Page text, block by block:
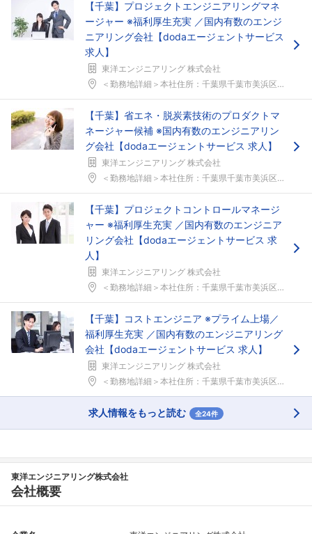
【千葉】プロジェクトエンジニアリングマネ
ージャー ※福利厚生充実 ／国内有数のエンジ
ニアリング会社【dodaエージェントサービス
求人】
東洋エンジニアリング 株式会社
＜勤務地詳細＞本社住所：千葉県千葉市美浜区中瀬1-...
【千葉】省エネ・脱炭素技術のプロダクトマ
ネージャー候補 ※国内有数のエンジニアリン
グ会社【dodaエージェントサービス 求人】
東洋エンジニアリング 株式会社
＜勤務地詳細＞本社住所：千葉県千葉市美浜区中瀬1-...
【千葉】プロジェクトコントロールマネージ
ャー ※福利厚生充実 ／国内有数のエンジニア
リング会社【dodaエージェントサービス 求
人】
東洋エンジニアリング 株式会社
＜勤務地詳細＞本社住所：千葉県千葉市美浜区中瀬1-...
【千葉】コストエンジニア ※プライム上場／
福利厚生充実 ／国内有数のエンジニアリング
会社【dodaエージェントサービス 求人】
東洋エンジニアリング 株式会社
＜勤務地詳細＞本社住所：千葉県千葉市美浜区中瀬1-...
求人情報をもっと読む 全24件
東洋エンジニアリング株式会社
会社概要